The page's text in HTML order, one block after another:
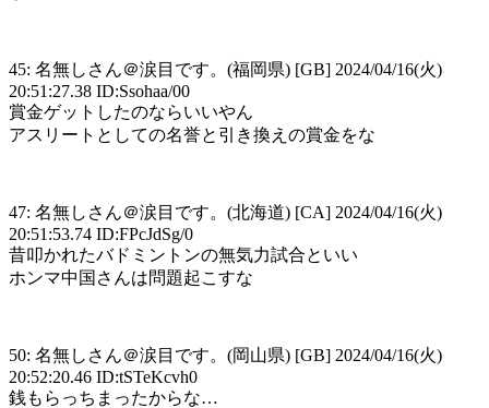
45: 名無しさん＠涙目です。(福岡県) [GB] 2024/04/16(火)
20:51:27.38 ID:Ssohaa/00
賞金ゲットしたのならいいやん
アスリートとしての名誉と引き換えの賞金をな
47: 名無しさん＠涙目です。(北海道) [CA] 2024/04/16(火)
20:51:53.74 ID:FPcJdSg/0
昔叩かれたバドミントンの無気力試合といい
ホンマ中国さんは問題起こすな
50: 名無しさん＠涙目です。(岡山県) [GB] 2024/04/16(火)
20:52:20.46 ID:tSTeKcvh0
銭もらっちまったからな…